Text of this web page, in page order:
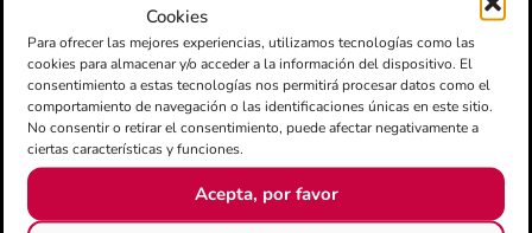
Cookies
Para ofrecer las mejores experiencias, utilizamos tecnologías como las
cookies para almacenar y/o acceder a la información del dispositivo. El
consentimiento a estas tecnologías nos permitirá procesar datos como el
comportamiento de navegación o las identificaciones únicas en este sitio.
No consentir o retirar el consentimiento, puede afectar negativamente a
ciertas características y funciones.
Acepta, por favor